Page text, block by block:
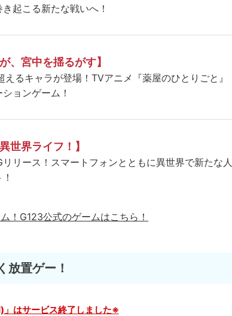
起こる新たな戦いへ！
、宮中を揺るがす】
えるキャラが登場！TVアニメ『薬屋のひとりごと』
ョンゲーム！
世界ライフ！】
リリース！スマートフォンとともに異世界で新たな人
！ G123公式のゲームはこちら！
放置ゲー！
はサービス終了しました※